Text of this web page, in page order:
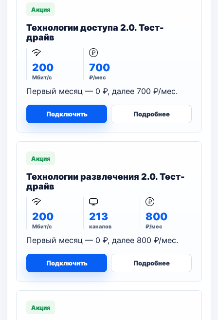
Акция
Технологии доступа 2.0. Тест-
драйв
200
Мбит/с
700
₽/мес
Первый месяц — 0 ₽, далее 700 ₽/мес.
Подключить Подробнее
Акция
Технологии развлечения 2.0. Тест-
драйв
200
Мбит/с
213
каналов
800
₽/мес
Первый месяц — 0 ₽, далее 800 ₽/мес.
Подключить Подробнее
Акция